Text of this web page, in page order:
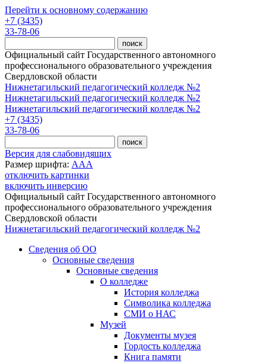
Перейти к основному содержанию
+7 (3435)
33-78-06
Официальный сайт Государственного автономного
профессионального образовательного учреждения
Свердловской области
Нижнетагильский педагогический колледж №2
Нижнетагильский педагогический колледж №2
Нижнетагильский педагогический колледж №2
+7 (3435)
33-78-06
Версия для слабовидящих
Размер шрифта: AAA
отключить картинки
включить инверсию
Официальный сайт Государственного автономного
профессионального образовательного учреждения
Свердловской области
Нижнетагильский педагогический колледж №2
Сведения об ОО
Основные сведения
Основные сведения
О колледже
История колледжа
Символика колледжа
СМИ о НАС
Музей
Документы музея
Гордость колледжа
Книга памяти